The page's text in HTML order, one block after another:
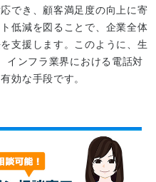
でき、顧客満足度の向上に寄
低減を図ることで、企業全体
支援します。このように、生
インフラ業界における電話対
効な手段です。